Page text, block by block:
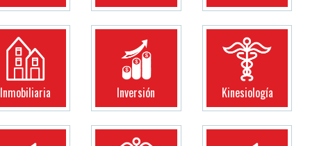
Inmobiliaria Inversión Kinesiología